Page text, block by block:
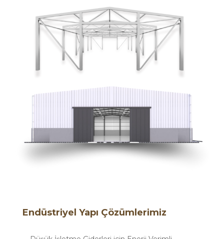
Endüstriyel Yapı Çözümlerimiz